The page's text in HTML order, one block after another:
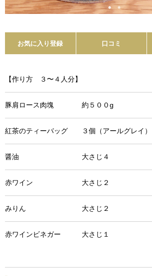
お気に入り登録 口コミ
【作り方 ３〜４人分】
豚肩ロース肉塊 約５００g
紅茶のティーバッグ ３個（アールグレイ）
醤油 大さじ４
赤ワイン 大さじ２
みりん 大さじ２
赤ワインビネガー 大さじ１